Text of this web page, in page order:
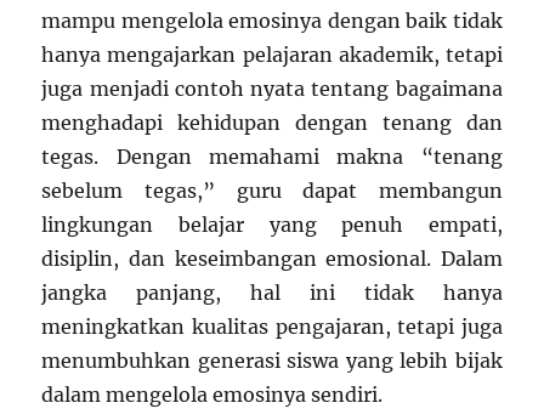
mampu mengelola emosinya dengan baik tidak
hanya mengajarkan pelajaran akademik, tetapi
juga menjadi contoh nyata tentang bagaimana
menghadapi kehidupan dengan tenang dan
tegas. Dengan memahami makna “tenang
sebelum tegas,” guru dapat membangun
lingkungan belajar yang penuh empati,
disiplin, dan keseimbangan emosional. Dalam
jangka panjang, hal ini tidak hanya
meningkatkan kualitas pengajaran, tetapi juga
menumbuhkan generasi siswa yang lebih bijak
dalam mengelola emosinya sendiri.